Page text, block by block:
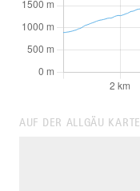
AUF DER ALLGÄU KARTE